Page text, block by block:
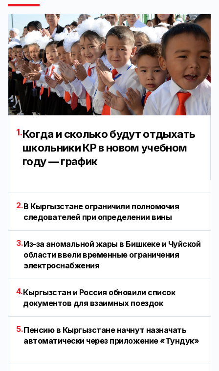
1.Когда и сколько будут отдыхать
школьники КР в новом учебном
году — график
2.В Кыргызстане ограничили полномочия
следователей при определении вины
3.Из-за аномальной жары в Бишкеке и Чуйской
области ввели временные ограничения
электроснабжения
4.Кыргызстан и Россия обновили список
документов для взаимных поездок
5.Пенсию в Кыргызстане начнут назначать
автоматически через приложение «Тундук»